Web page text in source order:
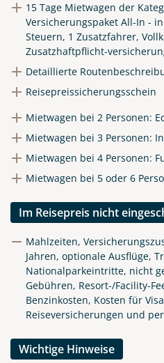
15 Tage Mietwagen der
Versicherungspaket All-In -
Steuern, 1 Zusatzfahrer,
Zusatzhaftpflicht-
Detaillierte
Reisepreissicherungsschein
Mietwagen bei 2 Personen:
Mietwagen bei 3 Personen:
Mietwagen bei 4 Personen:
Mietwagen bei 5 oder 6
Im Reisepreis nicht
Mahlzeiten,
Jahren, optionale Ausflüge,
Nationalparkeintritte, nicht
Gebühren, Resort-/Facility-
Benzinkosten, Kosten für
Reiseversicherungen und
Wichtige Hinweise